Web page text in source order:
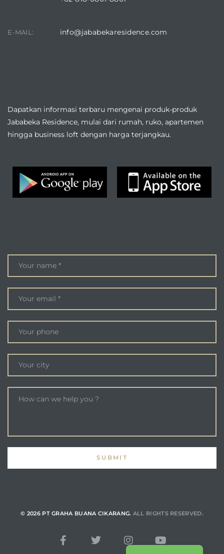
E-MAIL: info@jababekaresidence.com
Dapatkan informasi terbaru mengenai produk-produk
Jababeka Residence, mulai dari rumah, ruko, apartemen
hingga business loft dengan harga terjangkau.
© 2026 PT GRAHA BUANA CIKARANG. ALL RIGHTS RESERVED.